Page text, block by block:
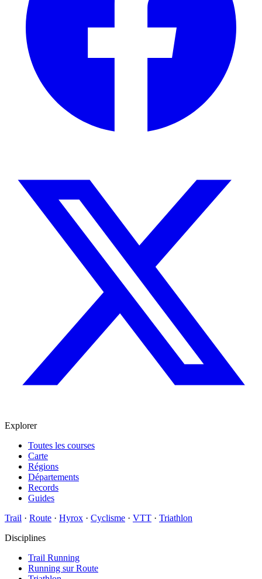
Explorer
Toutes les courses
Carte
Régions
Départements
Records
Guides
Trail · Route · Hyrox · Cyclisme · VTT · Triathlon
Disciplines
Trail Running
Running sur Route